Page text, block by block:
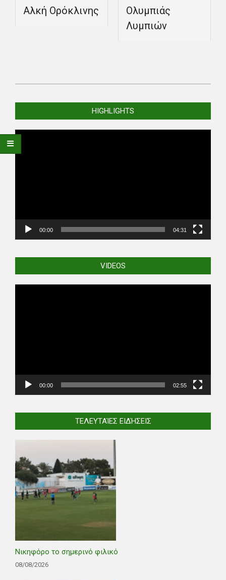
Αλκή Ορόκλινης
Ολυμπιάς
Λυμπιών
09-
HIGHLIGHTS
Video
00:00 04:31
VIDEOS
00:00 02:55
ΤΕΛΕΥΤΑΊΕΣ ΕΙΔΉΣΕΙΣ
Νικηφόρο το σημερινό φιλικό
08/08/2026